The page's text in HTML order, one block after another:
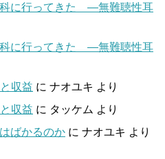
科に行ってきた ―無難聴性耳
科に行ってきた ―無難聴性耳
収益 に ナオユキ より
収益 に タッケム より
ばかるのか に ナオユキ より